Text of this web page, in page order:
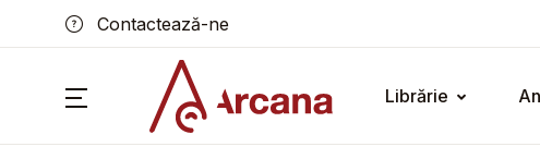
Contactează-ne
Librărie